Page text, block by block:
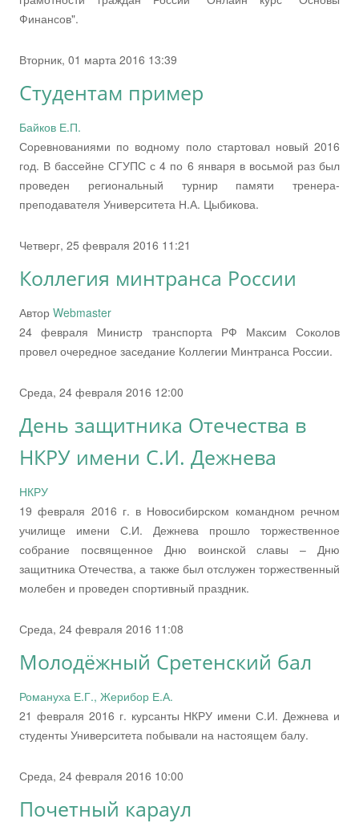
Финансов".
Вторник, 01 марта 2016 13:39
Студентам пример
Байков Е.П.
Соревнованиями по водному поло стартовал новый 2016
год. В бассейне СГУПС с 4 по 6 января в восьмой раз был
проведен региональный турнир памяти тренера-
преподавателя Университета Н.А. Цыбикова.
Четверг, 25 февраля 2016 11:21
Коллегия минтранса России
Автор Webmaster
24 февраля Министр транспорта РФ Максим Соколов
провел очередное заседание Коллегии Минтранса России.
Среда, 24 февраля 2016 12:00
День защитника Отечества в
НКРУ имени С.И. Дежнева
НКРУ
19 февраля 2016 г. в Новосибирском командном речном
училище имени С.И. Дежнева прошло торжественное
собрание посвященное Дню воинской славы – Дню
защитника Отечества, а также был отслужен торжественный
молебен и проведен спортивный праздник.
Среда, 24 февраля 2016 11:08
Молодёжный Сретенский бал
Романуха Е.Г., Жерибор Е.А.
21 февраля 2016 г. курсанты НКРУ имени С.И. Дежнева и
студенты Университета побывали на настоящем балу.
Среда, 24 февраля 2016 10:00
Почетный караул